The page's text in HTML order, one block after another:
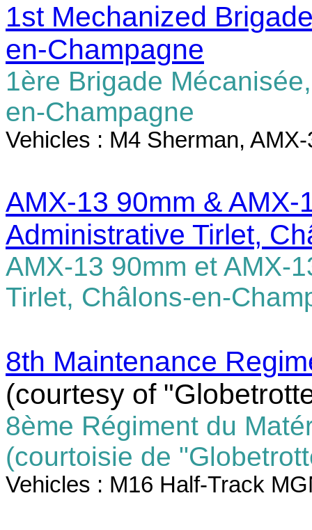
1st Mechanized
en-Champagne
1ère Brigade
en-Champagne
Vehicles : M4 Sherman,
AMX-13 90mm & AMX-
Administrative Tirlet,
AMX-13 90mm et AMX-
Tirlet, Châlons-en-
8th Maintenance
(courtesy of
8ème Régiment du
(courtoisie de
Vehicles : M16 Half-Track